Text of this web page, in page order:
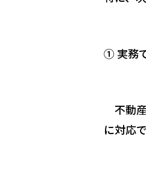
① 実務
不動
に対応